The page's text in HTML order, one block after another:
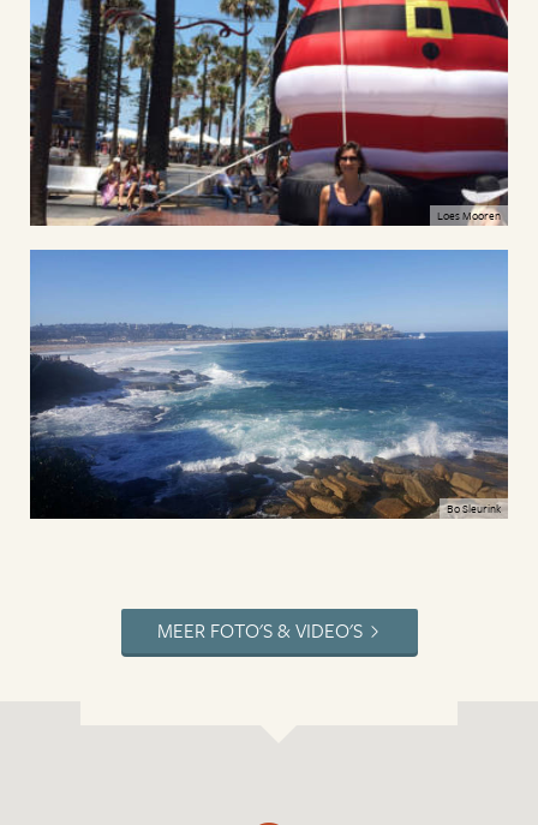
Loes Mooren
Bo Sleurink
MEER FOTO'S & VIDEO'S